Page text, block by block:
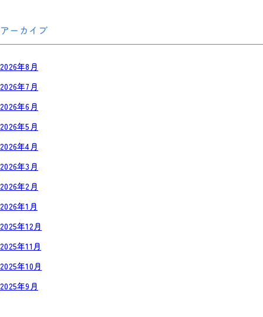
アーカイブ
2026年8月
2026年7月
2026年6月
2026年5月
2026年4月
2026年3月
2026年2月
2026年1月
2025年12月
2025年11月
2025年10月
2025年9月